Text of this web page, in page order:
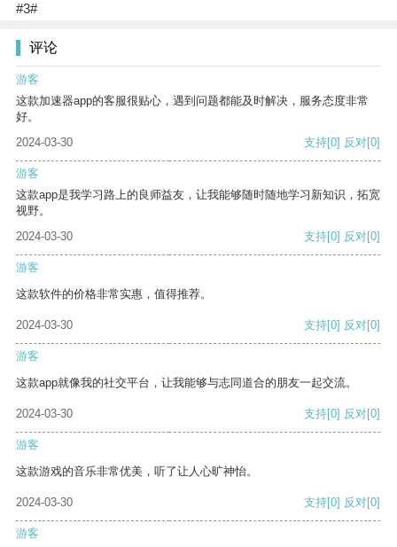
#3#
评论
游客
这款加速器app的客服很贴心，遇到问题都能及时解决，服务态度非常
好。
2024-03-30
支持[0] 反对[0]
游客
这款app是我学习路上的良师益友，让我能够随时随地学习新知识，拓宽
视野。
2024-03-30
支持[0] 反对[0]
游客
这款软件的价格非常实惠，值得推荐。
2024-03-30 支持[0] 反对[0]
游客
这款app就像我的社交平台，让我能够与志同道合的朋友一起交流。
2024-03-30 支持[0] 反对[0]
游客
这款游戏的音乐非常优美，听了让人心旷神怡。
2024-03-30 支持[0] 反对[0]
游客